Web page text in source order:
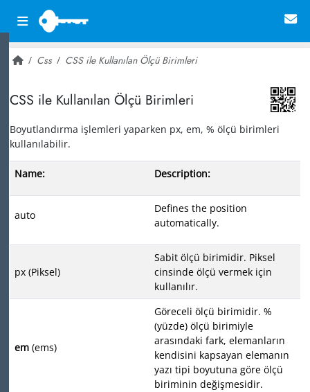
Css CSS ile Kullanılan Ölçü Birimleri
CSS ile Kullanılan Ölçü Birimleri
Boyutlandırma işlemleri yaparken px, em, % ölçü birimleri
kullanılabilir.
Name: Description:
auto
Defines the position
automatically.
px (Piksel)
Sabit ölçü birimidir. Piksel
cinsinde ölçü vermek için
kullanılır.
em (ems)
Göreceli ölçü birimidir. %
(yüzde) ölçü birimiyle
arasındaki fark, elemanların
kendisini kapsayan elemanın
yazı tipi boyutuna göre ölçü
biriminin değişmesidir.